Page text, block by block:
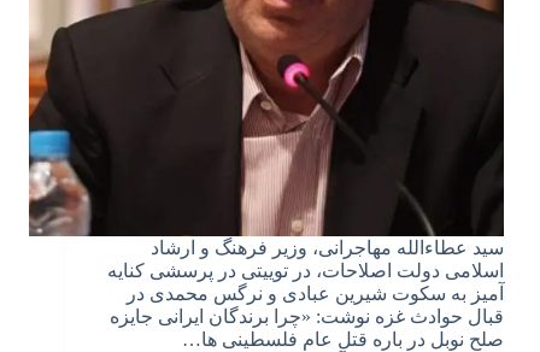
سید عطاءالله مهاجرانی، وزیر فرهنگ و ارشاد
اسلامی دولت اصلاحات، در توییتی در پرسشی کنایه
آمیز به سکوت شیرین عبادی و نرگس محمدی در
قبال حوادث غزه نوشت: «چرا برندگان ایرانى جایزه
صلح نوبل در باره قتل عام فلسطینى ها…